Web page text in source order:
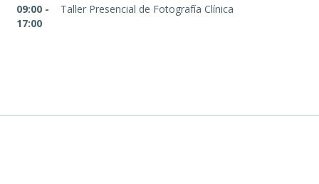
09:00 -
17:00
Taller Presencial de Fotografía Clínica